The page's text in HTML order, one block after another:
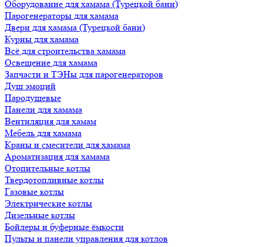
Оборудование для хамама (Турецкой бани)
Парогенераторы для хамама
Двери для хамама (Турецкой бани)
Курны для хамама
Всё для строительства хамама
Освещение для хамама
Запчасти и ТЭНы для парогенераторов
Душ эмоций
Пародушевые
Панели для хамама
Вентиляция для хамам
Мебель для хамама
Краны и смесители для хамама
Ароматизация для хамама
Отопительные котлы
Твердотопливные котлы
Газовые котлы
Электрические котлы
Дизельные котлы
Бойлеры и буферные ёмкости
Пульты и панели управления для котлов